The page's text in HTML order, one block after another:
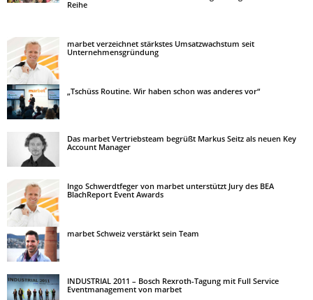
Reihe
marbet verzeichnet stärkstes Umsatzwachstum seit
Unternehmensgründung
„Tschüss Routine. Wir haben schon was anderes vor“
Das marbet Vertriebsteam begrüßt Markus Seitz als neuen Key
Account Manager
Ingo Schwerdtfeger von marbet unterstützt Jury des BEA
BlachReport Event Awards
marbet Schweiz verstärkt sein Team
INDUSTRIAL 2011 – Bosch Rexroth-Tagung mit Full Service
Eventmanagement von marbet